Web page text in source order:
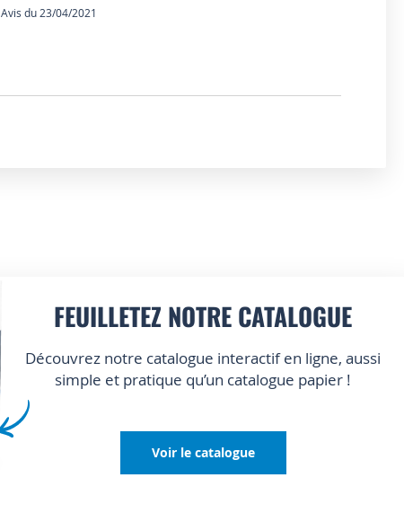
Avis du 23/04/2021
FEUILLETEZ NOTRE CATALOGUE
Découvrez notre catalogue interactif en ligne, aussi
simple et pratique qu’un catalogue papier !
Voir le catalogue